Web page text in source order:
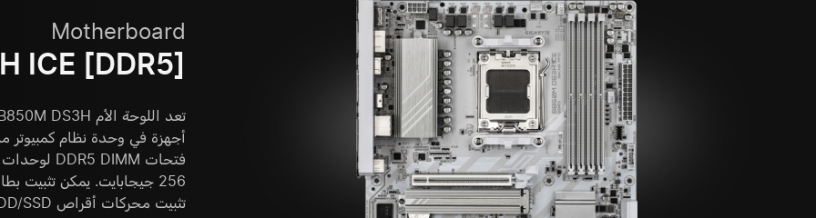
Motherboard
ICE [DDR5]
تثبيت محركات أقراص HDD/SSD باستخدام 4 موصلات SATA و 2 موصلات M.2.